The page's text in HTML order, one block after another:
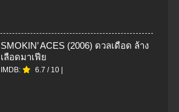
SMOKIN’ ACES (2006) ดวลเดือด ล้าง
เลือดมาเฟีย
IMDB: 6.7 / 10 |